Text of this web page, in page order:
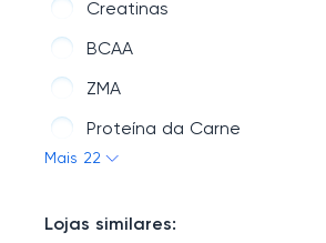
Creatinas
BCAA
ZMA
Proteína da Carne
Mais 22
Lojas similares: